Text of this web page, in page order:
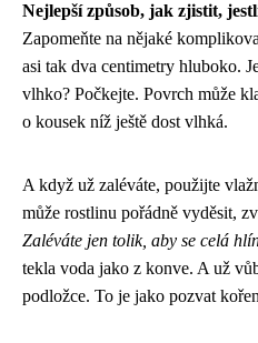
Nejlepší způsob, jak zjistit,
Zapomeňte na nějaké
asi tak dva centimetry hluboko.
vlhko? Počkejte. Povrch může
o kousek níž ještě dost vlhká.
A když už zaléváte, použijte
může rostlinu pořádně vyděsit,
Zaléváte jen tolik, aby se celá
tekla voda jako z konve. A už
podložce. To je jako pozvat